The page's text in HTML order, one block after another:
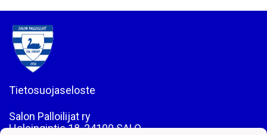
Tietosuojaseloste
Salon Palloilijat ry
Helsingintie 18, 24100 SALO